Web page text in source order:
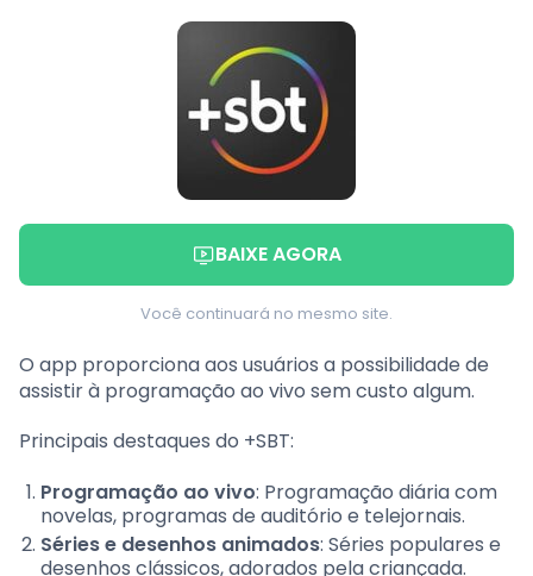
BAIXE AGORA
Você continuará no mesmo site.
O app proporciona aos usuários a possibilidade de
assistir à programação ao vivo sem custo algum.
Principais destaques do +SBT:
Programação ao vivo: Programação diária com
novelas, programas de auditório e telejornais.
Séries e desenhos animados: Séries populares e
desenhos clássicos, adorados pela criançada.